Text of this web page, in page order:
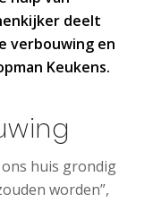
deelt
verbouwing en
Keukens.
huis grondig
worden”,